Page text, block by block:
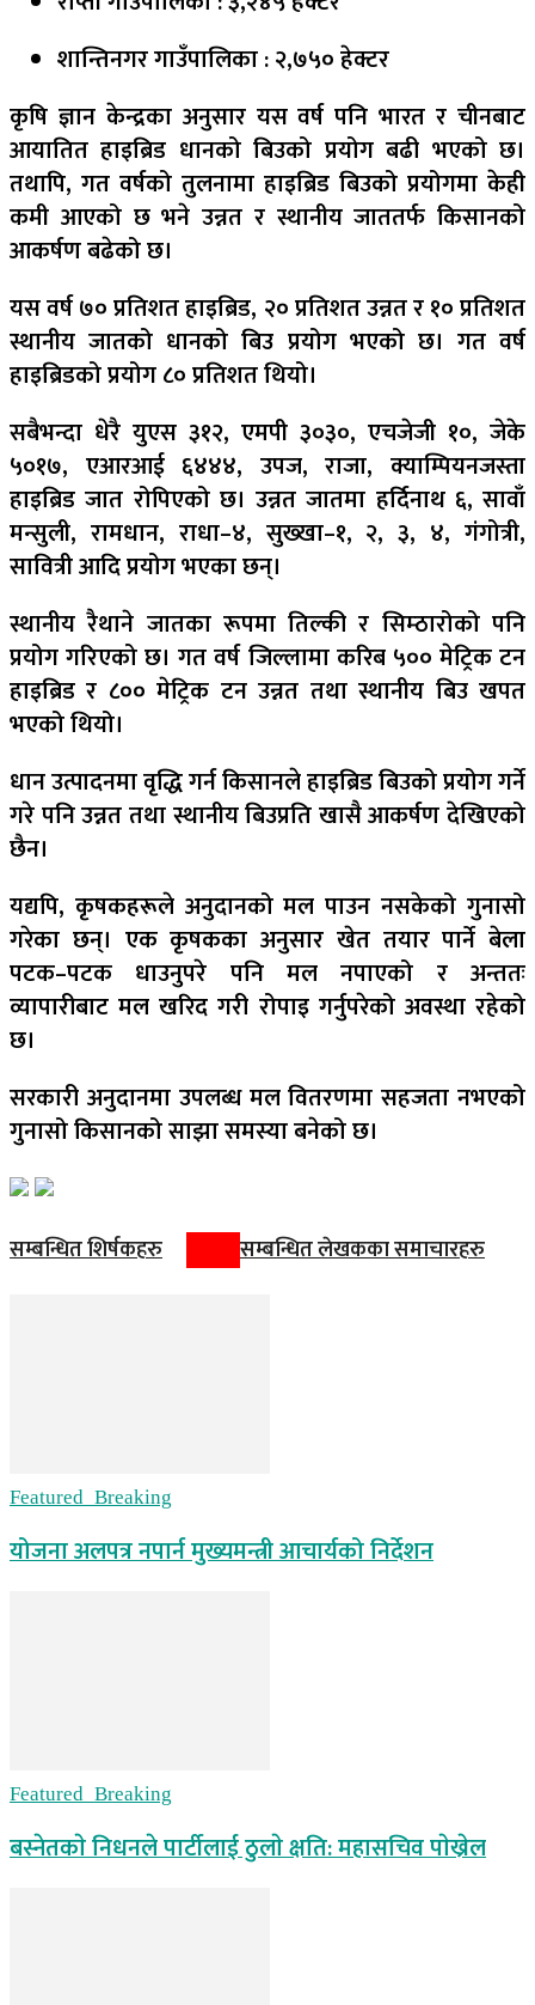
शान्तिनगर गाउँपालिका : २,७५० हेक्टर
कृषि ज्ञान केन्द्रका अनुसार यस वर्ष पनि भारत र चीनबाट
आयातित हाइब्रिड धानको बिउको प्रयोग बढी भएको छ।
तथापि, गत वर्षको तुलनामा हाइब्रिड बिउको प्रयोगमा केही
कमी आएको छ भने उन्नत र स्थानीय जाततर्फ किसानको
आकर्षण बढेको छ।
यस वर्ष ७० प्रतिशत हाइब्रिड, २० प्रतिशत उन्नत र १० प्रतिशत
स्थानीय जातको धानको बिउ प्रयोग भएको छ। गत वर्ष
हाइब्रिडको प्रयोग ८० प्रतिशत थियो।
सबैभन्दा धेरै युएस ३१२, एमपी ३०३०, एचजेजी १०, जेके
५०१७, एआरआई ६४४४, उपज, राजा, क्याम्पियनजस्ता
हाइब्रिड जात रोपिएको छ। उन्नत जातमा हर्दिनाथ ६, सावाँ
मन्सुली, रामधान, राधा–४, सुख्खा–१, २, ३, ४, गंगोत्री,
सावित्री आदि प्रयोग भएका छन्।
स्थानीय रैथाने जातका रूपमा तिल्की र सिम्ठारोको पनि
प्रयोग गरिएको छ। गत वर्ष जिल्लामा करिब ५०० मेट्रिक टन
हाइब्रिड र ८०० मेट्रिक टन उन्नत तथा स्थानीय बिउ खपत
भएको थियो।
धान उत्पादनमा वृद्धि गर्न किसानले हाइब्रिड बिउको प्रयोग गर्ने
गरे पनि उन्नत तथा स्थानीय बिउप्रति खासै आकर्षण देखिएको
छैन।
यद्यपि, कृषकहरूले अनुदानको मल पाउन नसकेको गुनासो
गरेका छन्। एक कृषकका अनुसार खेत तयार पार्ने बेला
पटक–पटक धाउनुपरे पनि मल नपाएको र अन्ततः
व्यापारीबाट मल खरिद गरी रोपाइ गर्नुपरेको अवस्था रहेको
छ।
सरकारी अनुदानमा उपलब्ध मल वितरणमा सहजता नभएको
गुनासो किसानको साझा समस्या बनेको छ।
सम्बन्धित शिर्षकहरु सम्बन्धित लेखकका समाचारहरु
Featured_Breaking
योजना अलपत्र नपार्न मुख्यमन्त्री आचार्यको निर्देशन
Featured_Breaking
बस्नेतकाे निधनले पार्टीलाई ठुलाे क्षति: महासचिव पाेख्रेल